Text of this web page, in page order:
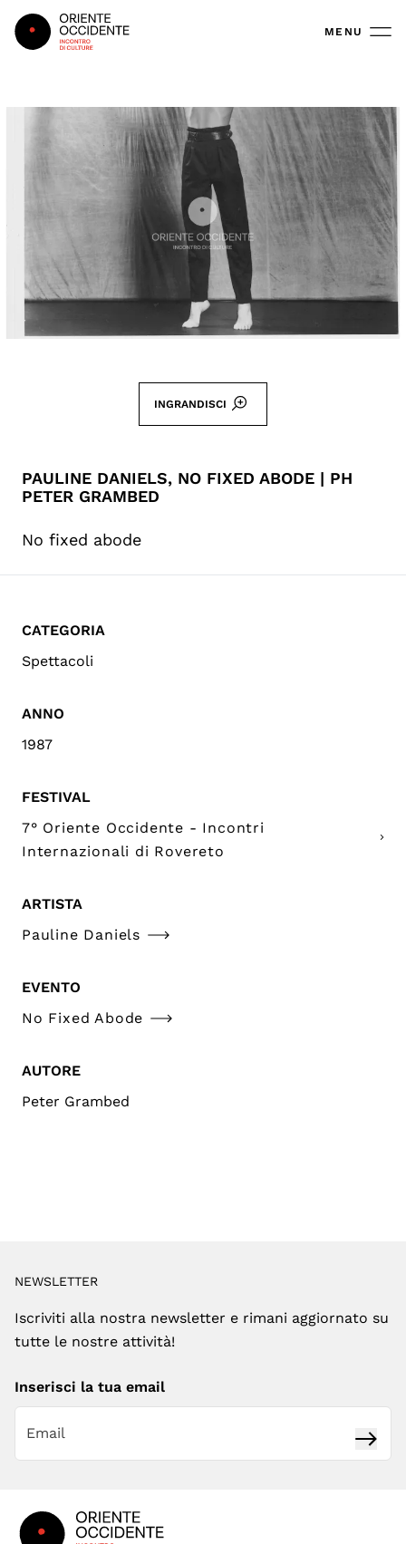
Oriente Occidente MENU
INGRANDISCI
PAULINE DANIELS, NO FIXED ABODE | PH
PETER GRAMBED
No fixed abode
CATEGORIA
Spettacoli
ANNO
1987
FESTIVAL
7° Oriente Occidente - Incontri
Internazionali di Rovereto
ARTISTA
Pauline Daniels
EVENTO
No Fixed Abode
AUTORE
Peter Grambed
NEWSLETTER
Iscriviti alla nostra newsletter e rimani aggiornato su
tutte le nostre attività!
Inserisci la tua email